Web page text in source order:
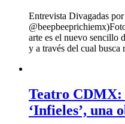
Entrevista Divagadas
arte es el nuevo sencillo
y a través del cual busca
Teatro CDMX:
‘Infieles’, una